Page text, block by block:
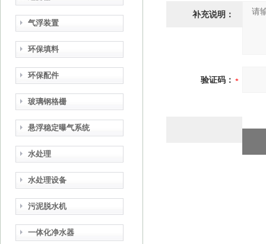
气浮装置
环保填料
环保配件
玻璃钢格栅
悬浮稳定曝气系统
水处理
水处理设备
污泥脱水机
一体化净水器
补充说明：
验证码：